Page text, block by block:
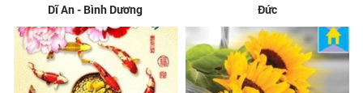
Dĩ An - Bình Dương Đức